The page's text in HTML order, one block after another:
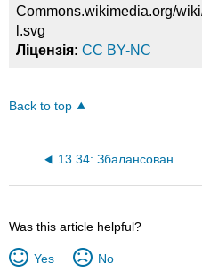
Commons.wikimedia.org/
l.svg
Ліцензія: CC BY-NC
Back to top
13.34: Збалансоване харчування
Was this article helpful?
Yes No